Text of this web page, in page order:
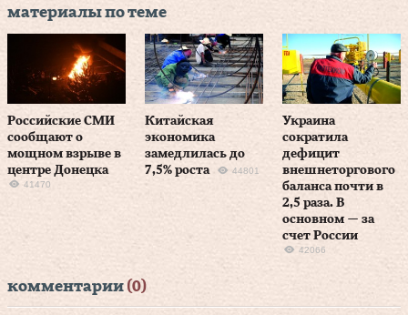
материалы по теме
Российские СМИ
сообщают о
мощном взрыве в
центре Донецка
41470
Китайская
экономика
замедлилась до
7,5% роста
44801
Украина
сократила
дефицит
внешнеторгового
баланса почти в
2,5 раза. В
основном — за
счет России
42066
комментарии (0)